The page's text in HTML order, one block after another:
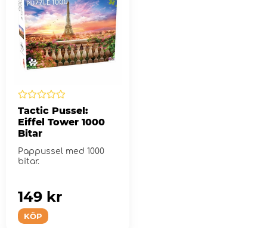
Tactic Pussel:
Eiffel Tower 1000
Bitar
Pappussel med 1000
bitar.
KÖP
149 kr